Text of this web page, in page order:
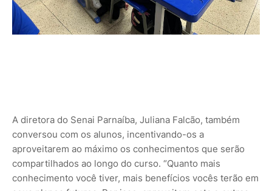
A diretora do Senai Parnaíba, Juliana Falcão, também
conversou com os alunos, incentivando-os a
aproveitarem ao máximo os conhecimentos que serão
compartilhados ao longo do curso. “Quanto mais
conhecimento você tiver, mais benefícios vocês terão em